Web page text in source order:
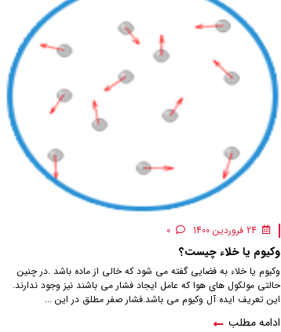
وکیوم یا خلاء چیست؟
وكیوم یا خلاء به فضايي گفته مي شود كه خالي از ماده باشد .در چنين
حالتي مولكول هاي هوا كه عامل ايجاد فشار می باشند نيز وجود ندارند.
اين تعريف ايده آل وكيوم مي باشد.فشار صفر مطلق در اين ...
ادامه مطلب